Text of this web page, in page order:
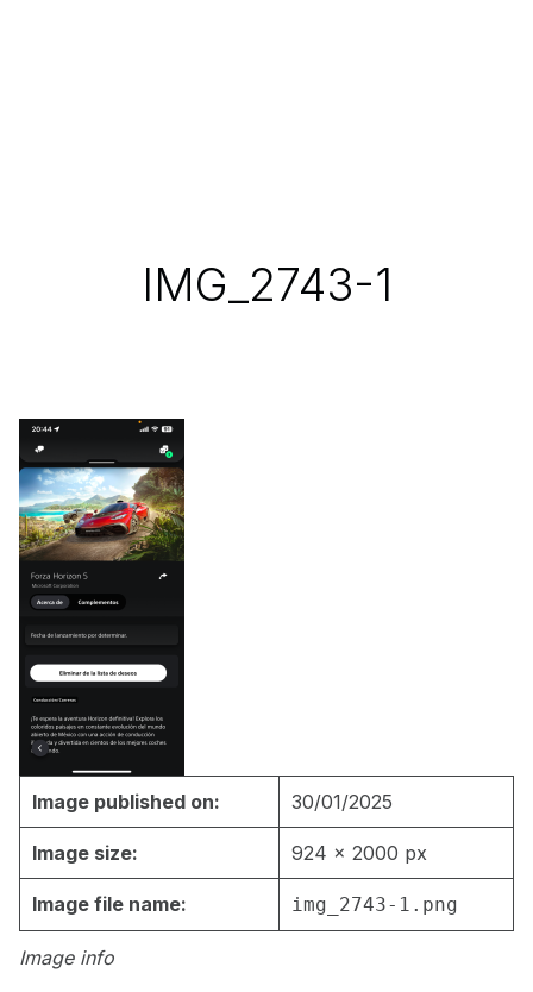
IMG_2743-1
Image info
Image published on: 30/01/2025
Image size: 924 × 2000 px
Image file name: img_2743-1.png